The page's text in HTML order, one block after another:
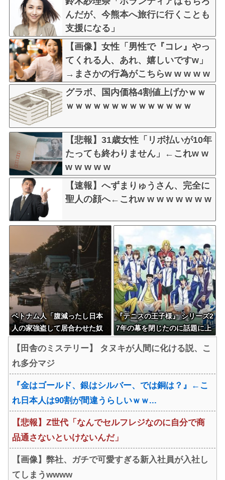
んだが、今熊本へ旅行に行くことも
支援になる」
【画像】女性「男性で『コレ』やっ
てくれる人、あれ、嬉しいですw」
→まさかの行為がこちらw w w w w
w w w w
グラボ、国内価格4割値上げかｗｗ
ｗｗｗｗｗｗｗｗｗｗｗｗｗｗ
【悲報】31歳女性「リボ払いが10年
たっても終わりません」←これw w
w w w w w
【速報】へずまりゅうさん、完全に
聖人の顔へ←これw w w w w w w w
ベトナム人「腹減ったし日本
人の家強盗して居合わせた奴
『テニスの王子様』 シリーズ2
7年の幕を閉じたのに話題に上
【田舎のミステリー】 タヌキが人間に化ける説、こ
れ多分マジ
『金はゴールド、銀はシルバー、では銅は？』←こ
れ日本人は90割が間違うらしいｗｗ...
【悲報】Z世代「なんでセルフレジなのに自分で商
品通さないといけないんだ」
【画像】弊社、ガチで可愛すぎる新入社員が入社し
てしまうwwww